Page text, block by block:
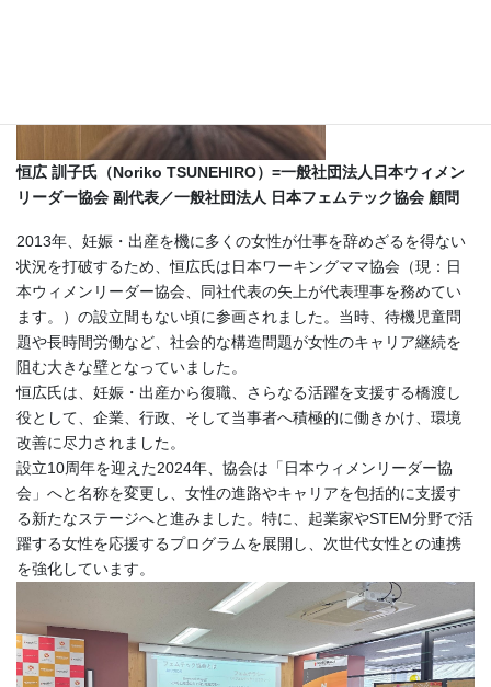
恒広 訓子氏（Noriko TSUNEHIRO）=一般社団法人日本ウィメン
リーダー協会 副代表／一般社団法人 日本フェムテック協会 顧問
2013年、妊娠・出産を機に多くの女性が仕事を辞めざるを得ない
状況を打破するため、恒広氏は日本ワーキングママ協会（現：日
本ウィメンリーダー協会、同社代表の矢上が代表理事を務めてい
ます。）の設立間もない頃に参画されました。当時、待機児童問
題や長時間労働など、社会的な構造問題が女性のキャリア継続を
阻む大きな壁となっていました。
恒広氏は、妊娠・出産から復職、さらなる活躍を支援する橋渡し
役として、企業、行政、そして当事者へ積極的に働きかけ、環境
改善に尽力されました。
設立10周年を迎えた2024年、協会は「日本ウィメンリーダー協
会」へと名称を変更し、女性の進路やキャリアを包括的に支援す
る新たなステージへと進みました。特に、起業家やSTEM分野で活
躍する女性を応援するプログラムを展開し、次世代女性との連携
を強化しています。